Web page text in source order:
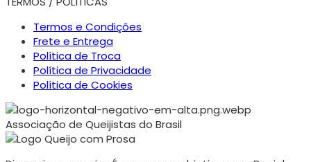
Termos e Condições
Frete e Entrega
Política de Troca
Política de Privacidade
Política de Cookies
Associação de Queijistas do Brasil